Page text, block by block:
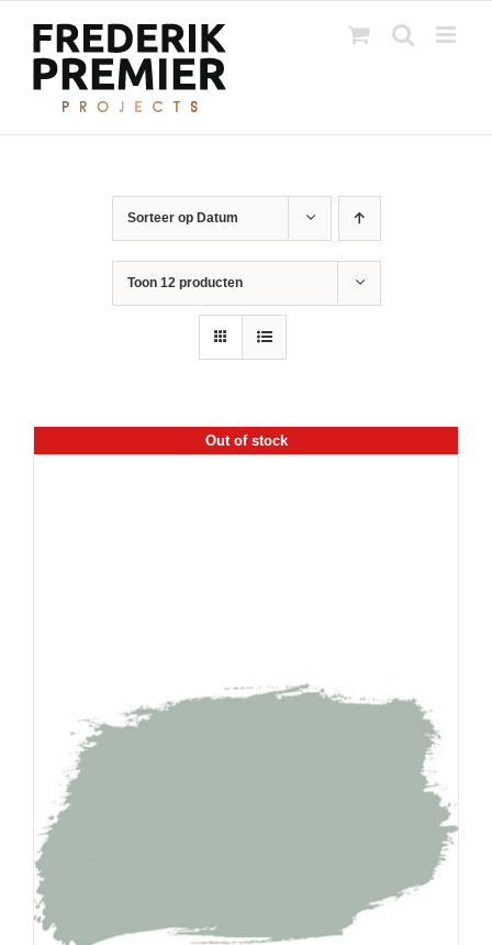
inhoud
Sorteer op Datum
Toon 12 producten
Out of stock